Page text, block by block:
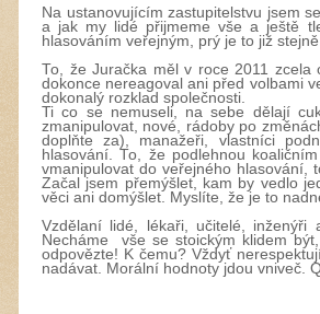
Na ustanovujícím zastupitelstvu jsem
a jak my lidé přijmeme vše a ještě
hlasováním veřejným, prý je to již
To, že Juračka měl v roce 2011 zcela
dokonce nereagoval ani před volbami
dokonalý rozklad společnosti.
Ti co se nemuseli, na sebe dělají
zmanipulovat, nové, rádoby po
doplňte za), manažeři, vlastníci
hlasování. To, že podlehnou
vmanipulovat do veřejného hlasování,
Začal jsem přemýšlet, kam by vedlo
věci ani domýšlet. Myslíte, že je to
Vzdělaní lidé, lékaři, učitelé,
Necháme vše se stoickým klidem
odpovězte! K čemu? Vždyť
nadávat. Morální hodnoty jdou vniveč.